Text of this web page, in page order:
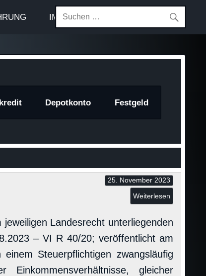
IMPRESSUM
Depotkonto Festgeld
25. November 2023
Weiterlesen
Landesrecht unterliegenden
– VI R 40/20; veröffentlicht am
Steuerpflichtigen zwangsläufig
gleicher